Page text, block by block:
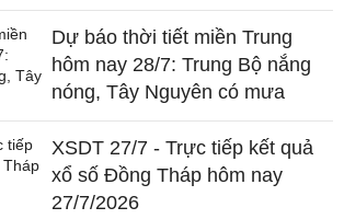
Dự báo thời tiết miền Trung
hôm nay 28/7: Trung Bộ nắng
nóng, Tây Nguyên có mưa
XSDT 27/7 - Trực tiếp kết quả
xổ số Đồng Tháp hôm nay
27/7/2026